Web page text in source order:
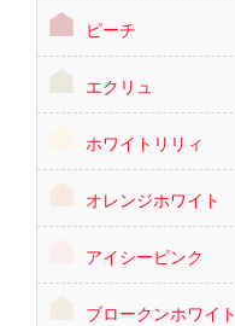
ピーチ
エクリュ
ホワイトリリィ
オレンジホワイト
アイシーピンク
ブロークンホワイト